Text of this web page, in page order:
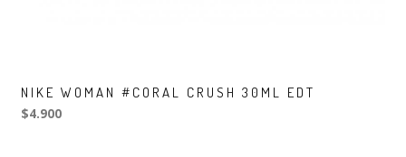
NIKE WOMAN #CORAL CRUSH 30ML EDT
$4.900